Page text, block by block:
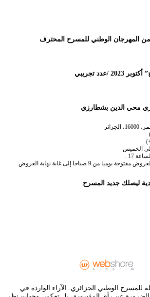
/عدد تجريبي
محي الدين بشطارزي
الخميس
من 9 صباحا إلى غاية نهاية العروض.
ليصلك جديد المسرح
الوطني الجزائري. الآراء الواردة في